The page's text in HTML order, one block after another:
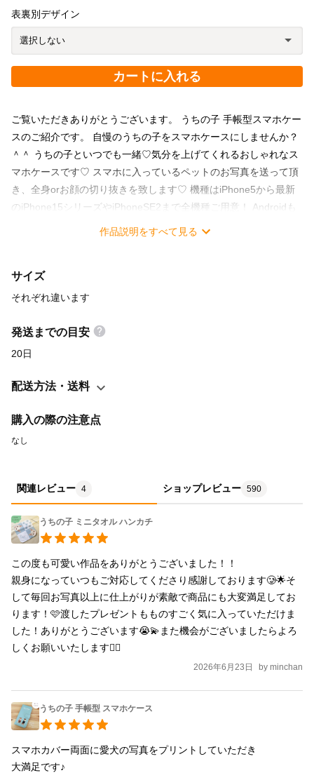
表裏別デザイン
カートに入れる
ご覧いただきありがとうございます。 うちの子 手帳型スマホケー
スのご紹介です。 自慢のうちの子をスマホケースにしませんか？
＾＾ うちの子といつでも一緒♡気分を上げてくれるおしゃれなス
マホケースです♡ スマホに入っているペットのお写真を送って頂
き、全身orお顔の切り抜きを致します♡ 機種はiPhone5から最新
のiPhone15シリーズやiPhoneSE2まで全機種ご用意！ Androidも
全機種対応しております＾＾ ●ご注文時の必要事項 ・スマホ機種
の色味に差が出る場合がございます。 ●制作について ご購入
後、指定アドレスをお伝え致します。 そちらへお写真を送り下
致します。ご納得後、制作開始となります。
作品説明をすべて見る
サイズ
それぞれ違います
発送までの目安
20日
配送方法・送料
購入の際の注意点
なし
関連レビュー 4 ショップレビュー 590
うちの子 ミニタオル ハンカチ
この度も可愛い作品をありがとうございました！！
親身になっていつもご対応してくださり感謝しております🥲🌟そ
して毎回お写真以上に仕上がりが素敵で商品にも大変満足してお
ります！🩷渡したプレゼントもものすごく気に入っていただけま
した！ありがとうございます😭💫また機会がございましたらよろ
しくお願いいたします🙇‍♀️
2026年6月23日 by minchan
うちの子 手帳型 スマホケース
スマホカバー両面に愛犬の写真をプリントしていただき
大満足です♪